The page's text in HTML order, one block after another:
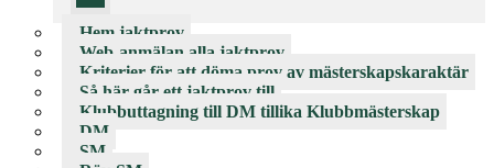
Hem jaktprov
Web-anmälan alla jaktprov
Kriterier för att döma prov av mästerskapskaraktär
Så här går ett jaktprov till
Klubbuttagning till DM tillika Klubbmästerskap
DM
SM